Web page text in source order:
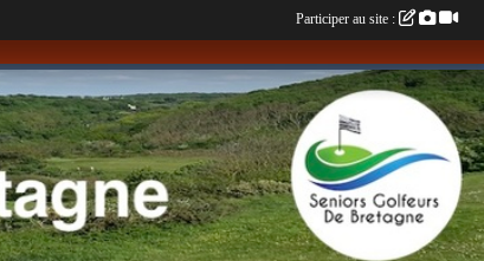
Participer au site :